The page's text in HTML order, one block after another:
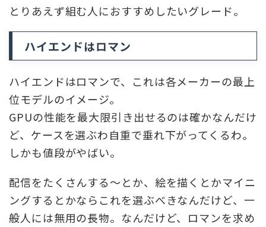
とりあえず組む人におすすめしたいグレード。
ハイエンドはロマン
ハイエンドはロマンで、これは各メーカーの最上
位モデルのイメージ。
GPUの性能を最大限引き出せるのは確かなんだけ
ど、ケースを選ぶわ自重で垂れ下がってくるわ。
しかも値段がやばい。
配信をたくさんする～とか、絵を描くとかマイニ
ングするとかならこれを選ぶべきなんだけど、一
般人には無用の長物。なんだけど、ロマンを求め